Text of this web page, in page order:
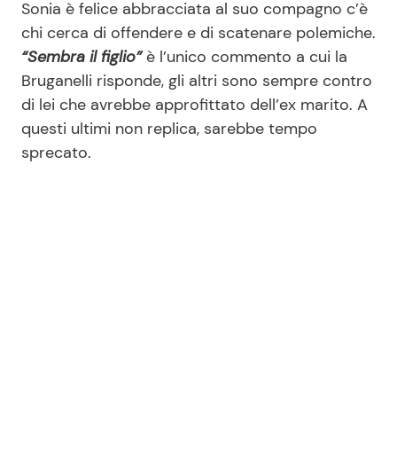
Sonia è felice abbracciata al suo compagno c’è
chi cerca di offendere e di scatenare polemiche.
“Sembra il figlio”è l’unico commento a cui la
Bruganelli risponde, gli altri sono sempre contro
di lei che avrebbe approfittato dell’ex marito. A
questi ultimi non replica, sarebbe tempo
sprecato.